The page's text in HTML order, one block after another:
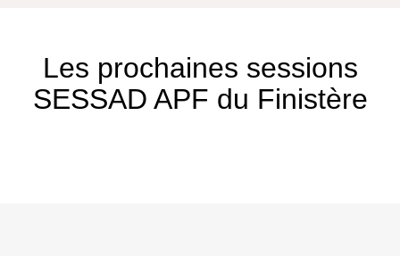
Les prochaines sessions
SESSAD APF du Finistère